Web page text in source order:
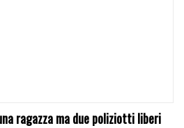
ragazza ma due poliziotti liberi